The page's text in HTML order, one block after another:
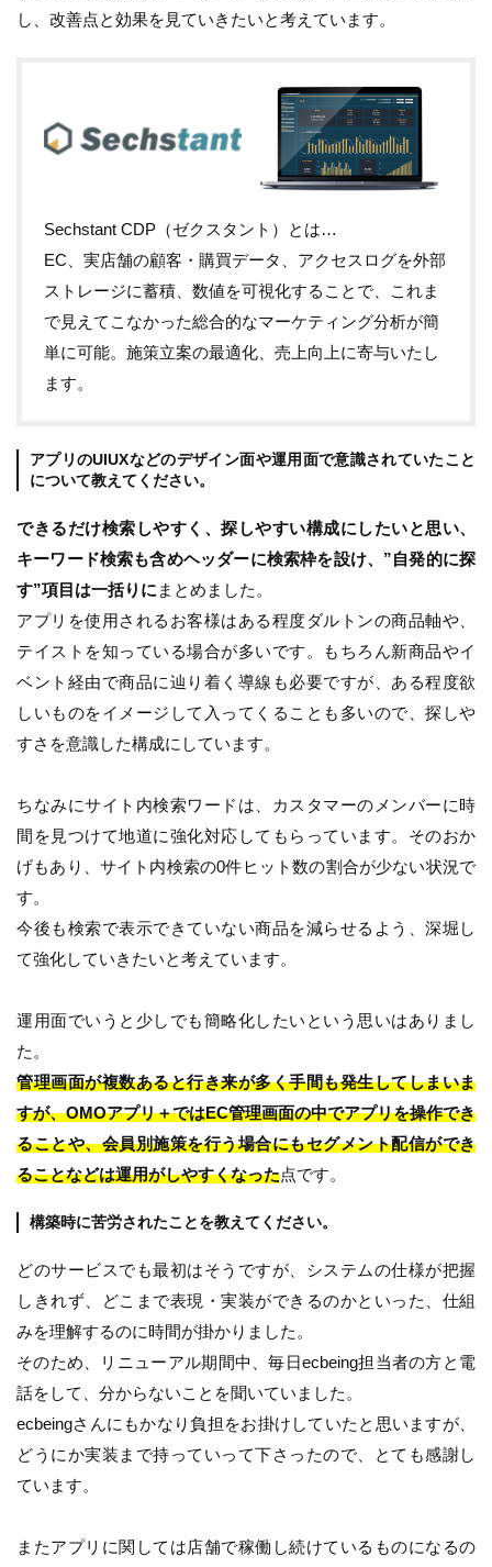
し、改善点と効果を見ていきたいと考えています。
Sechstant CDP（ゼクスタント）とは…
EC、実店舗の顧客・購買データ、アクセスログを外部
ストレージに蓄積、数値を可視化することで、これま
で見えてこなかった総合的なマーケティング分析が簡
単に可能。施策立案の最適化、売上向上に寄与いたし
ます。
アプリのUIUXなどのデザイン面や運用面で意識されていたこと
について教えてください。
できるだけ検索しやすく、探しやすい構成にしたいと思い、
キーワード検索も含めヘッダーに検索枠を設け、”自発的に探
す”項目は一括りに まとめました。
アプリを使用されるお客様はある程度ダルトンの商品軸や、
テイストを知っている場合が多いです。もちろん新商品やイ
ベント経由で商品に辿り着く導線も必要ですが、ある程度欲
しいものをイメージして入ってくることも多いので、探しや
すさを意識した構成にしています。
ちなみにサイト内検索ワードは、カスタマーのメンバーに時
間を見つけて地道に強化対応してもらっています。そのおか
げもあり、サイト内検索の0件ヒット数の割合が少ない状況で
す。
今後も検索で表示できていない商品を減らせるよう、深堀し
て強化していきたいと考えています。
運用面でいうと少しでも簡略化したいという思いはありまし
た。
管理画面が複数あると行き来が多く手間も発生してしまいま
すが、OMOアプリ＋ではEC管理画面の中でアプリを操作でき
ることや、会員別施策を行う場合にもセグメント配信ができ
ることなどは運用がしやすくなった点です。
構築時に苦労されたことを教えてください。
どのサービスでも最初はそうですが、システムの仕様が把握
しきれず、どこまで表現・実装ができるのかといった、仕組
みを理解するのに時間が掛かりました。
そのため、リニューアル期間中、毎日ecbeing担当者の方と電
話をして、分からないことを聞いていました。
ecbeingさんにもかなり負担をお掛けしていたと思いますが、
どうにか実装まで持っていって下さったので、とても感謝し
ています。
またアプリに関しては店舗で稼働し続けているものになるの